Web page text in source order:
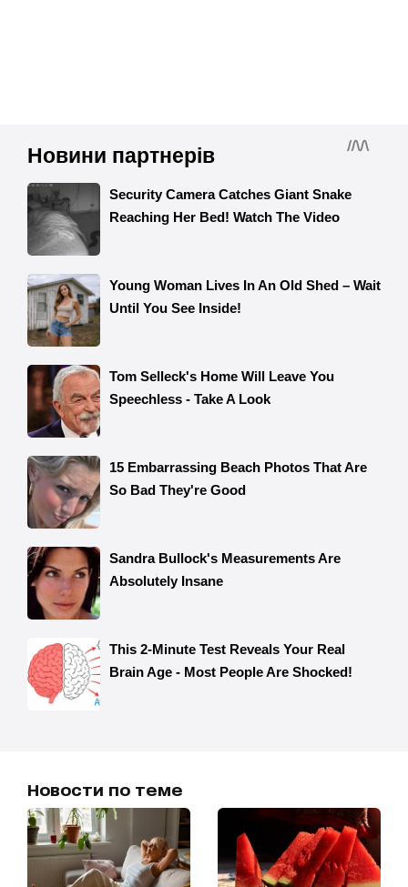
Новости по теме